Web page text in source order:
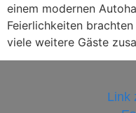
einem modernen
Feierlichkeiten
viele weitere Gäste